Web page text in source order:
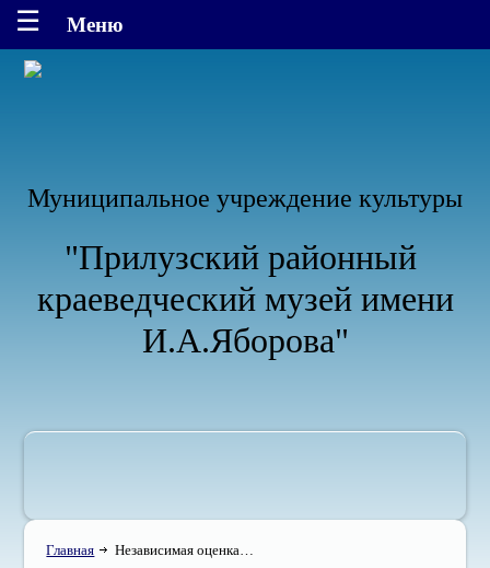
Муниципальное учреждение культуры
"Прилузский районный
краеведческий музей имени
И.А.Яборова"
Главная Независимая оценка…